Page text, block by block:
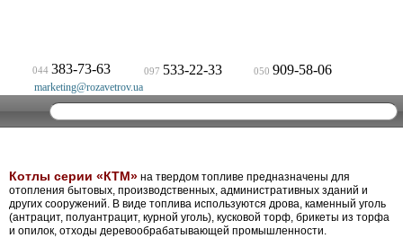
044 383-73-63 097 533-22-33 050 909-58-06
marketing@rozavetrov.ua
Котлы серии «КТМ» на твердом топливе предназначены для
отопления бытовых, производственных, административных зданий и
других сооружений. В виде топлива используются дрова, каменный уголь
(антрацит, полуантрацит, курной уголь), кусковой торф, брикеты из торфа
и опилок, отходы деревообрабатывающей промышленности.